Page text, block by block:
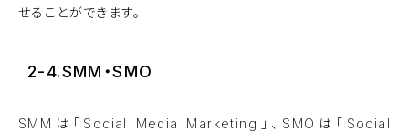
せることができます。
2-4.SMM・SMO
SMMは「Social Media Marketing」、SMOは「Social